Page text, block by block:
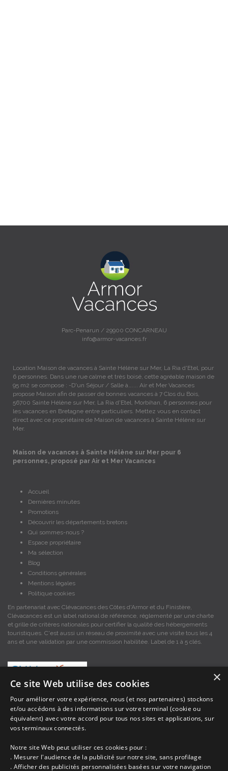
Parc-Penarun / 29900 CONCARNEAU
info@armor-vacances.fr
Location Maison de vacances à Sainte Hélène sur Mer, La Ria d'Etel, pour
6 personnes. Dans une rue calme et très boisé, cette agréable maison de
95 m2 se compose : -D'un Séjour / Salle à….... Air et Mer Vacances
propose Maison afin de passer de bonnes vacances à 7 Clos du Bois,
56700 Sainte Hélène sur Mer, La Ria d'Etel, Morbihan, 6 personnes pour
les vacances en Bretagne entre particuliers. Mettez vous en contact
direct avec ce propriétaire de Maison de vacances à Sainte Hélène sur
Mer.
Maison de vacances à Sainte Hélène sur Mer pour 6
personnes, proposé par Air et Mer Vacances
Accueil
Dernières minutes
Promotions
Découvrir les départements bretons
Qui sommes-nous ?
Espace propriétaire
Ma sélection
Blog
Conditions générales
Mentions légales
Politique cookies
En partenariat avec Clévacances des Côtes d'Armor et du Finistère,
Clévacances est un label national de référence, réglementé par une charte
et grille de critères nationales pour certifier la qualité des hébergements
touristiques. C'est aussi un réseau de proximité avec une visite tous les 4
ans et une validation par une commission habilitée. Label de 1 à 5 clés.
Les descriptions et photos contenues dans le site Armor-vacances sont sous
la responsabilité des propriétaires, ces informations sont indicatives et non
contractuelles. Les données sont protégées par copyright Armor-vacances.
Armor-vacances n'est pas un organisme et ne touche aucune commission
sur les locations, c'est simplement un annuaire d'hébergements de
vacances en Bretagne, un service de petites annonces de location DE
×
Ce site Web utilise des cookies
Pour améliorer votre expérience, nous (et nos partenaires) stockons
et/ou accédons à des informations sur votre terminal (cookie ou
équivalent) avec votre accord pour tous nos sites et applications, sur
vos terminaux connectés.
Notre site Web peut utiliser ces cookies pour :
. Mesurer l'audience de la publicité sur notre site, sans profilage
. Afficher des publicités personnalisées basées sur votre navigation